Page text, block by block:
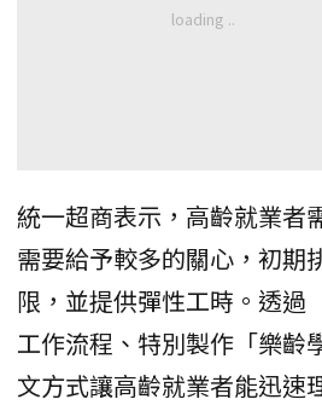
統一超商表示，高齡就業者
需要給予較多的關心，初期
限，並提供彈性工時。透過
工作流程、特別製作「樂齡
文方式讓高齡就業者能迅速